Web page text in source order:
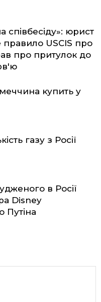
співбесіду»: юрист
USCIS про
про притулок до
купить у
газу з Росії
в Росії
Disney
Путіна